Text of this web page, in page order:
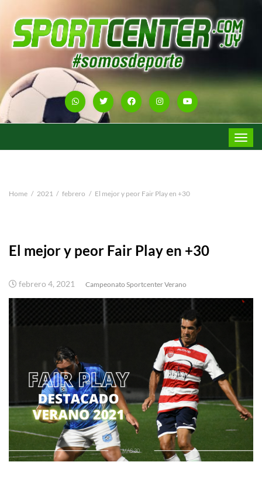
Toggle
Home 2021 febrero El mejor y peor Fair Play en +30
El mejor y peor Fair Play en +30
febrero 4, 2021 Campeonato Sportcenter Verano